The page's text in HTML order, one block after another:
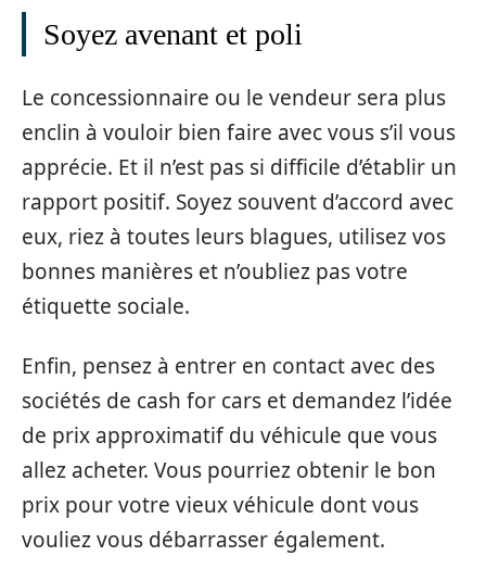
Soyez avenant et poli
Le concessionnaire ou le vendeur sera plus
enclin à vouloir bien faire avec vous s’il vous
apprécie. Et il n’est pas si difficile d’établir un
rapport positif. Soyez souvent d’accord avec
eux, riez à toutes leurs blagues, utilisez vos
bonnes manières et n’oubliez pas votre
étiquette sociale.
Enfin, pensez à entrer en contact avec des
sociétés de cash for cars et demandez l’idée
de prix approximatif du véhicule que vous
allez acheter. Vous pourriez obtenir le bon
prix pour votre vieux véhicule dont vous
vouliez vous débarrasser également.